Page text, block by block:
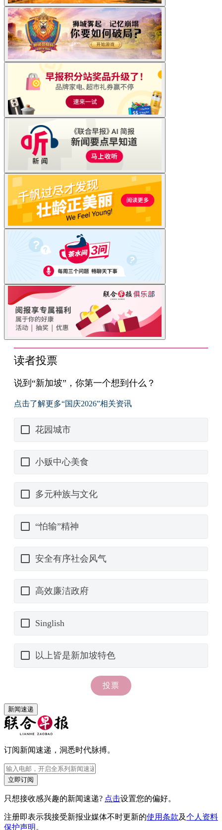
新闻速递
订阅新闻速递，洞悉时代脉搏。
立即订阅
只想接收感兴趣的新闻速递? 点击设置您的偏好。
注册即表示我接受新报业媒体不时更新的使用条款及个人资料
保护声明 。